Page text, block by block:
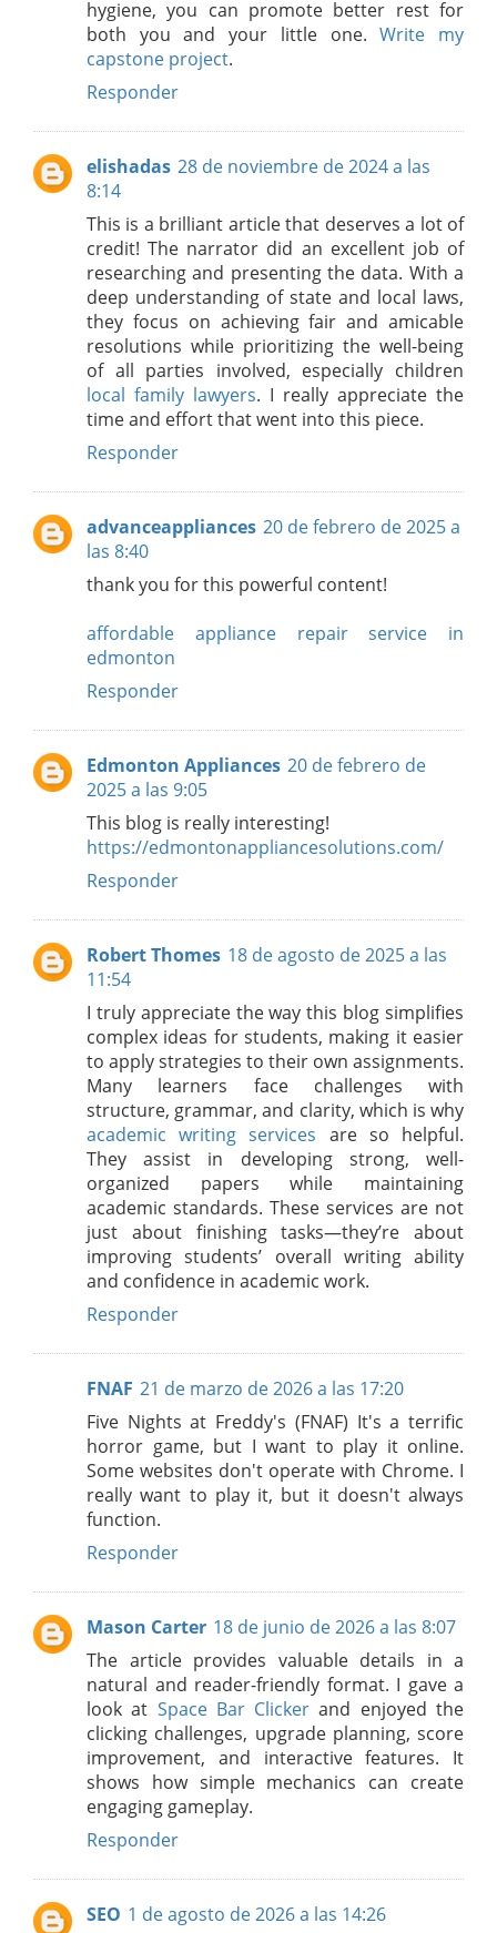
hygiene, you can promote better rest for
both you and your little one.Write my
capstone project.
Responder
elishadas 28 de noviembre de 2024 a las
8:14
This is a brilliant article that deserves a lot of
credit! The narrator did an excellent job of
researching and presenting the data. With a
deep understanding of state and local laws,
they focus on achieving fair and amicable
resolutions while prioritizing the well-being
of all parties involved, especially children
local family lawyers. I really appreciate the
time and effort that went into this piece.
Responder
advanceappliances 20 de febrero de 2025 a
las 8:40
thank you for this powerful content!
affordable appliance repair service in
edmonton
Responder
Edmonton Appliances 20 de febrero de
2025 a las 9:05
This blog is really interesting!
https://edmontonappliancesolutions.com/
Responder
Robert Thomes 18 de agosto de 2025 a las
11:54
I truly appreciate the way this blog simplifies
complex ideas for students, making it easier
to apply strategies to their own assignments.
Many learners face challenges with
structure, grammar, and clarity, which is why
academic writing services are so helpful.
They assist in developing strong, well-
organized papers while maintaining
academic standards. These services are not
just about finishing tasks—they’re about
improving students’ overall writing ability
and confidence in academic work.
Responder
FNAF 21 de marzo de 2026 a las 17:20
Five Nights at Freddy's (FNAF) It's a terrific
horror game, but I want to play it online.
Some websites don't operate with Chrome. I
really want to play it, but it doesn't always
function.
Responder
Mason Carter 18 de junio de 2026 a las 8:07
The article provides valuable details in a
natural and reader-friendly format. I gave a
look at Space Bar Clicker and enjoyed the
clicking challenges, upgrade planning, score
improvement, and interactive features. It
shows how simple mechanics can create
engaging gameplay.
Responder
SEO 1 de agosto de 2026 a las 14:26